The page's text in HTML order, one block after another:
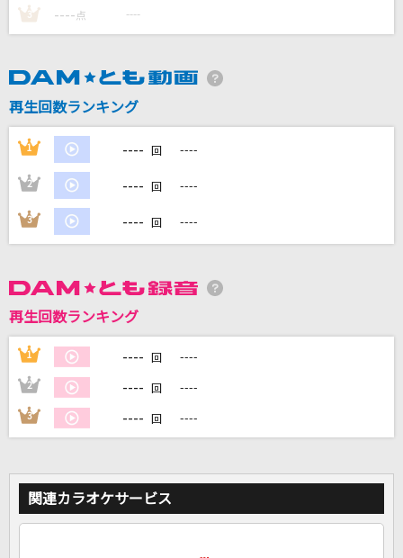
スーパースター
東京事変
戦士よ、起ち上がれ!
遠藤正明
DAMに会員登録・ログインして
3 ---- 点 ----
再生回数ランキング
1 ---- 回 ----
2 ---- 回 ----
3 ---- 回 ----
再生回数ランキング
1 ---- 回 ----
2 ---- 回 ----
3 ---- 回 ----
関連カラオケサービス